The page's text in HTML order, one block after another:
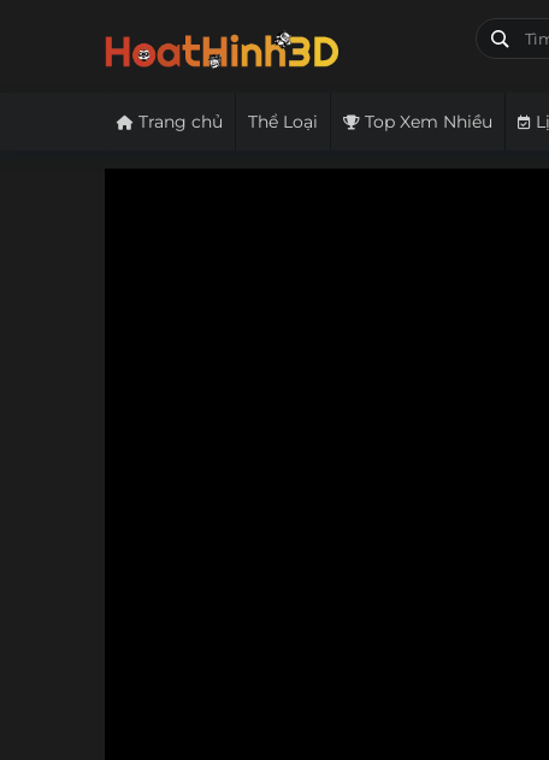
Trang chủ Thể Loại Top Xem Nhiều